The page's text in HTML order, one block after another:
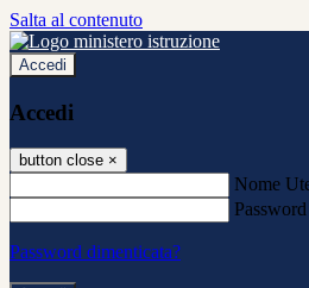
Salta al contenuto
Accedi
Accedi
button close ×
Nome
Password
Password dimenticata?